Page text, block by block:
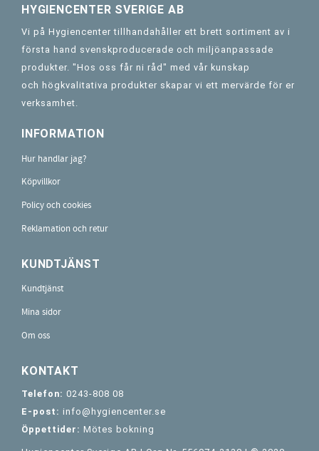
HYGIENCENTER SVERIGE AB
Vi på Hygiencenter tillhandahåller ett brett sortiment av i
första hand svenskproducerade och miljöanpassade
produkter. "Hos oss får ni råd" med vår kunskap
och högkvalitativa produkter skapar vi ett mervärde för er
verksamhet.
INFORMATION
Hur handlar jag?
Köpvillkor
Policy och cookies
Reklamation och retur
KUNDTJÄNST
Kundtjänst
Mina sidor
Om oss
KONTAKT
Telefon: 0243-808 08
E-post: info@hygiencenter.se
Öppettider: Mötes bokning